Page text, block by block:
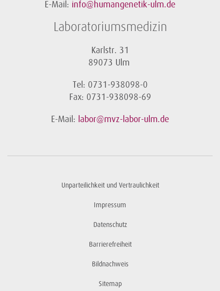
E-Mail: info@humangenetik-ulm.de
Laboratoriumsmedizin
Karlstr. 31
89073 Ulm
Tel: 0731-938098-0
Fax: 0731-938098-69
E-Mail: labor@mvz-labor-ulm.de
Unparteilichkeit und Vertraulichkeit
Impressum
Datenschutz
Barrierefreiheit
Bildnachweis
Sitemap